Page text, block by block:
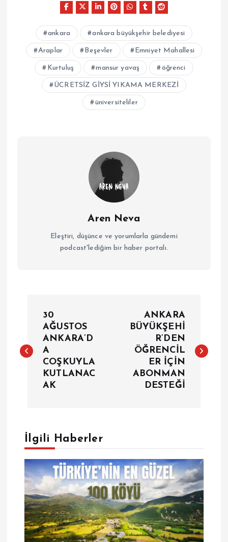
ankara ankara büyükşehir belediyesi
Araplar Beşevler Emniyet Mahallesi
Kurtuluş mansur yavaş öğrenci
ÜCRETSİZ GİYSİ YIKAMA MERKEZİ
üniversiteliler
Aren Neva
Eleştiri, düşünce ve yorumlarla gündemi
podcast'lediğim bir haber portalı.
z
e
z
n
m
30
AĞUSTOS
ANKARA’D
A
COŞKUYLA
KUTLANAC
AK
ANKARA
BÜYÜKŞEHİ
R’DEN
ÖĞRENCİL
ER İÇİN
ABONMAN
DESTEĞİ
İlgili Haberler